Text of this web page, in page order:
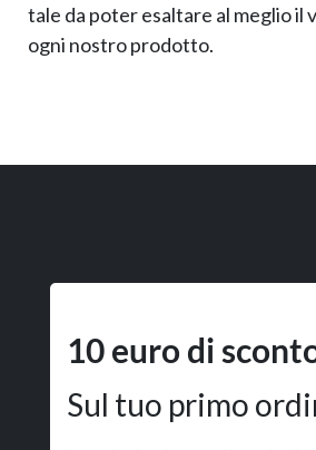
tale da poter esaltare al meglio il
ogni nostro prodotto.
10 euro di
Sul tuo primo